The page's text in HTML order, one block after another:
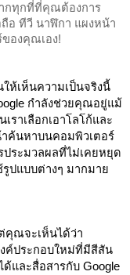
กทุกที่ที่คุณต้องการ
อ ทีวี นาฬิกา แผงหน้า
องคุณเอง!
ห้เห็นความเป็นจริงนี้
กำลังช่วยคุณอยู่แม้
ราเลือกเอาโลโก้และ
าค้นหาบนคอมพิวเตอร์
ประมวลผลที่ไม่เคยหยุด
ปแบบต่างๆ มากมาย
คุณจะเห็นได้ว่า
ค์ประกอบใหม่ที่มีสีสัน
และสื่อสารกับ Google